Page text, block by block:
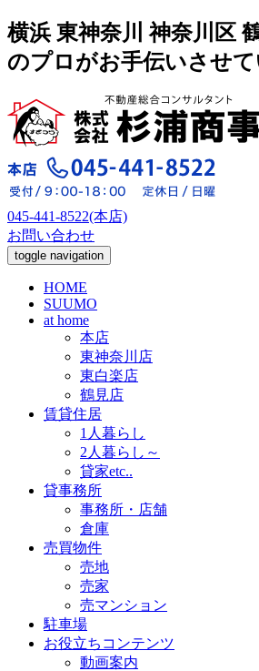
横浜 東神奈川 神奈川区
のプロがお手伝いさせて
045-441-8522(本店)
お問い合わせ
toggle navigation
HOME
SUUMO
at home
本店
東神奈川店
東白楽店
鶴見店
賃貸住居
1人暮らし
2人暮らし～
貸家etc..
貸事務所
事務所・店舗
倉庫
売買物件
売地
売家
売マンション
駐車場
お役立ちコンテンツ
動画案内